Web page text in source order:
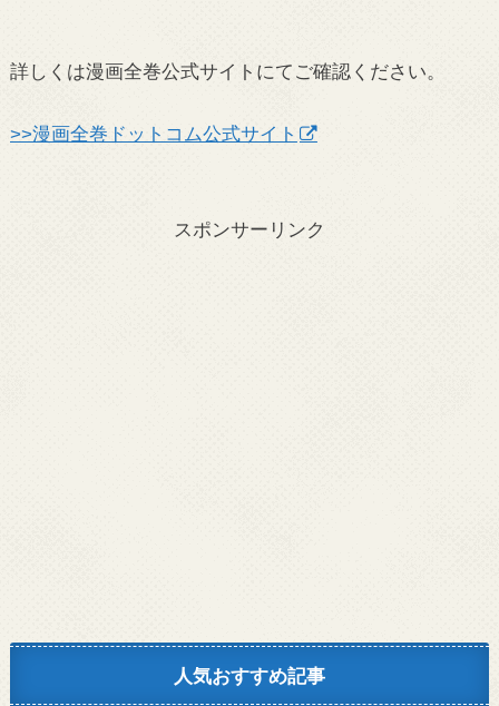
詳しくは漫画全巻公式サイトにてご確認ください。
>>漫画全巻ドットコム公式サイト
スポンサーリンク
人気おすすめ記事